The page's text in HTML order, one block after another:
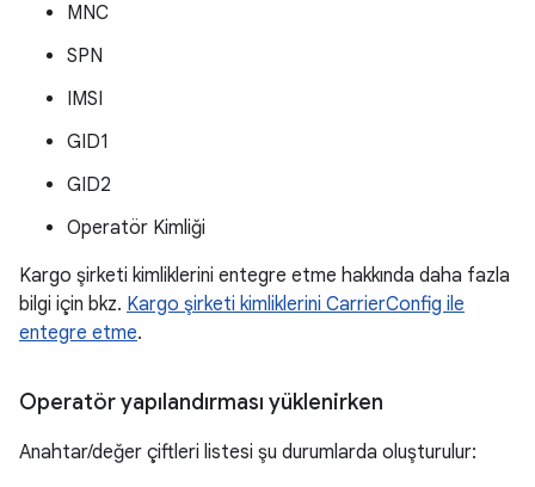
MNC
SPN
IMSI
GID1
GID2
Operatör Kimliği
Kargo şirketi kimliklerini entegre etme hakkında daha fazla
bilgi için bkz. Kargo şirketi kimliklerini CarrierConfig ile
entegre etme.
Operatör yapılandırması yüklenirken
Anahtar/değer çiftleri listesi şu durumlarda oluşturulur: